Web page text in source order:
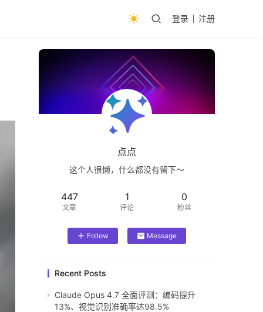
登录 注册
点点
这个人很懒，什么都没有留下～
447
文章
1
评论
0
粉丝
Follow Message
Recent Posts
Claude Opus 4.7 全面评测：编码提升
13%、视觉识别准确率达98.5%